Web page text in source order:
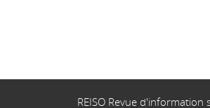
REISO Revue d'information